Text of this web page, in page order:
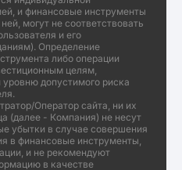
и финансовые инструменты
могут не соответствовать
и его
Определение
либо операции
целям,
уровню допустимого риска
Оператор сайта, ни их
(далее - Компания) не несут
убытки в случае совершения
в финансовые инструменты,
и не рекомендуют
в качестве